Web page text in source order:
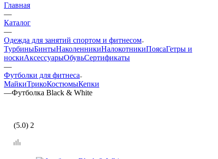
Главная
—
Каталог
—
Одежда для занятий спортом и фитнесом
ТурбиныБинтыНаколенникиНалокотникиПоясаГетры и
носкиАксессуарыОбувьСертификаты
—
Футболки для фитнеса
МайкиТрикоКостюмыКепки
—Футболка Black & White
(5.0) 2